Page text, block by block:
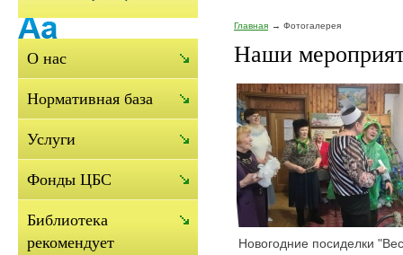
Главная Фотогалерея
Наши
Новогодние посиделки
О нас
Нормативная база
Услуги
Фонды ЦБС
Библиотека
рекомендует